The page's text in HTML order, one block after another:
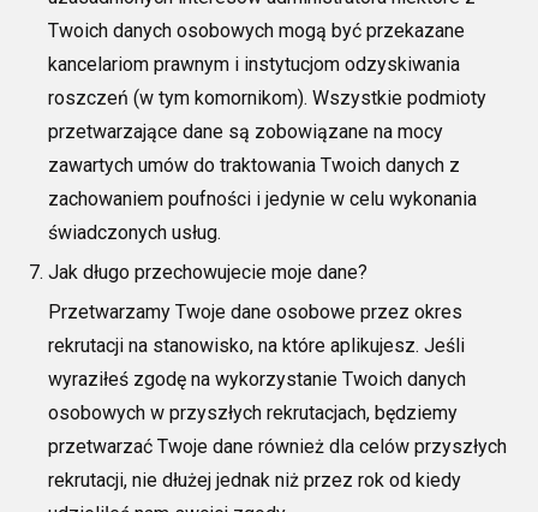
Twoich danych osobowych mogą być przekazane
kancelariom prawnym i instytucjom odzyskiwania
roszczeń (w tym komornikom). Wszystkie podmioty
przetwarzające dane są zobowiązane na mocy
zawartych umów do traktowania Twoich danych z
zachowaniem poufności i jedynie w celu wykonania
świadczonych usług.
Jak długo przechowujecie moje dane?
Przetwarzamy Twoje dane osobowe przez okres
rekrutacji na stanowisko, na które aplikujesz. Jeśli
wyraziłeś zgodę na wykorzystanie Twoich danych
osobowych w przyszłych rekrutacjach, będziemy
przetwarzać Twoje dane również dla celów przyszłych
rekrutacji, nie dłużej jednak niż przez rok od kiedy